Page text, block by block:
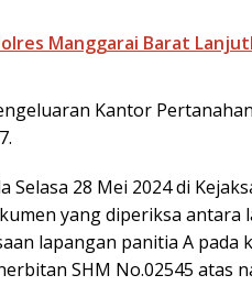
Manggarai Barat
Kantor
Selasa 28 Mei 2024 di
yang diperiksa
lapangan panitia A
SHM No.02545 atas